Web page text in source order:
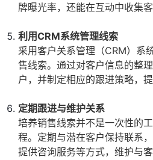
牌曝光率，还能在互动中收集
利用CRM系统管理线索
采用客户关系管理（CRM）系
售线索。通过对客户信息的整
户，并制定相应的跟进策略，提
定期跟进与维护关系
培养销售线索并不是一次性的
程。定期与潜在客户保持联系
提供咨询服务等方式，维护与